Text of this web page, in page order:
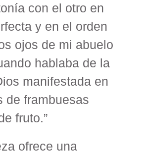
con el otro en
y en el orden
ojos de mi abuelo
hablaba de la
manifestada en
de frambuesas
fruto.”
ofrece una